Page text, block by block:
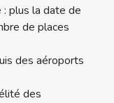
: plus la date de
de places
des aéroports
des